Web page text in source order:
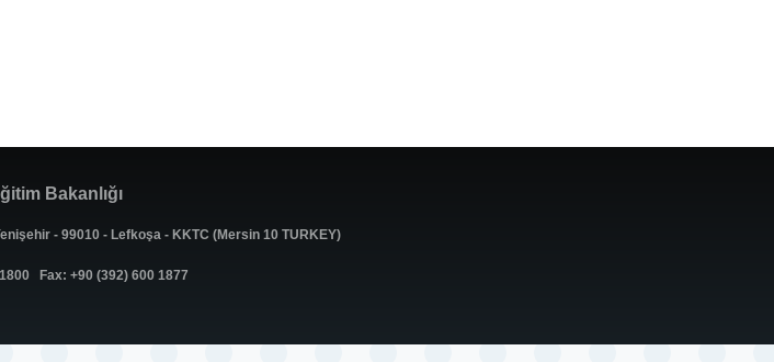
Bakanlığı
- 99010 - Lefkoşa - KKTC (Mersin 10 TURKEY)
Fax: +90 (392) 600 1877